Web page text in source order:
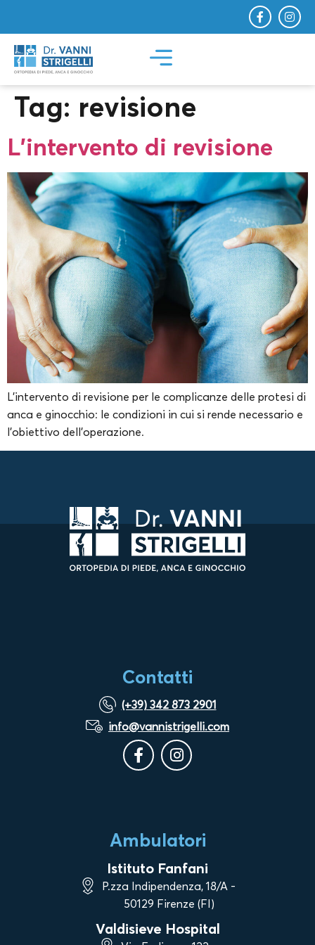
Tag: revisione
L’intervento di revisione
L’intervento di revisione per le complicanze delle protesi di
anca e ginocchio: le condizioni in cui si rende necessario e
l’obiettivo dell’operazione.
Contatti
(+39) 342 873 2901
info@vannistrigelli.com
Ambulatori
Istituto Fanfani
P.zza Indipendenza, 18/A -
50129 Firenze (FI)
Valdisieve Hospital